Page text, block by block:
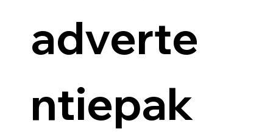
adverte
ntiepak